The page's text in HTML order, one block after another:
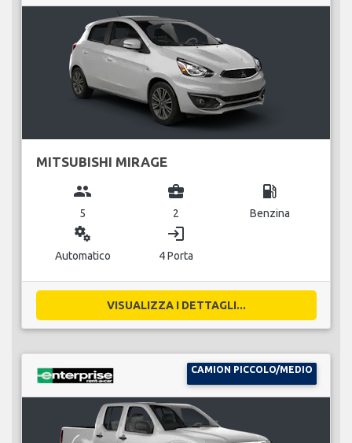
MITSUBISHI MIRAGE
group
5
business_center
2
local_gas_station
Benzina
miscellaneous_services
Automatico
login
4 Porta
VISUALIZZA I DETTAGLI...
CAMION PICCOLO/MEDIO